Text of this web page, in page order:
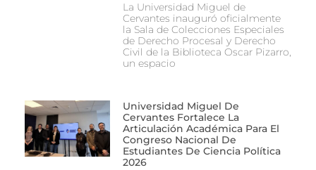
La Universidad Miguel de
Cervantes inauguró oficialmente
la Sala de Colecciones Especiales
de Derecho Procesal y Derecho
Civil de la Biblioteca Oscar Pizarro,
un espacio
Universidad Miguel De
Cervantes Fortalece La
Articulación Académica Para El
Congreso Nacional De
Estudiantes De Ciencia Política
2026